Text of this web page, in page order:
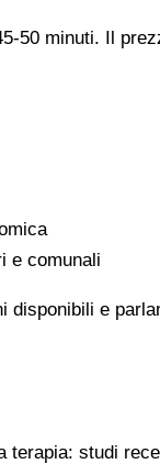
50 minuti. Il
e comunali
disponibili e
terapia: studi